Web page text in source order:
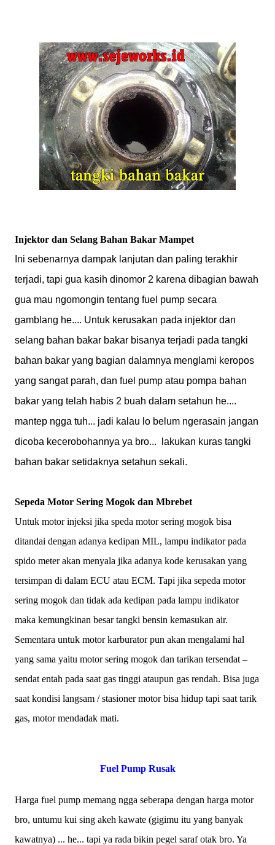
Injektor dan Selang Bahan Bakar Mampet
Ini sebenarnya dampak lanjutan dan paling terakhir
terjadi, tapi gua kasih dinomor 2 karena dibagian bawah
gua mau ngomongin tentang fuel pump secara
gamblang he.... Untuk kerusakan pada injektor dan
selang bahan bakar bakar bisanya terjadi pada tangki
bahan bakar yang bagian dalamnya menglami keropos
yang sangat parah, dan fuel pump atau pompa bahan
bakar yang telah habis 2 buah dalam setahun he....
mantep ngga tuh... jadi kalau lo belum ngerasain jangan
dicoba kecerobohannya ya bro...
lakukan kuras tangki
bahan bakar setidaknya setahun sekali.
Sepeda Motor Sering Mogok dan Mbrebet
Untuk motor injeksi jika speda motor sering mogok bisa
ditandai dengan adanya kedipan MIL, lampu indikator pada
spido meter akan menyala jika adanya kode kerusakan yang
tersimpan di dalam ECU atau ECM. Tapi jika sepeda motor
sering mogok dan tidak ada kedipan pada lampu indikator
maka kemungkinan besar tangki bensin kemasukan air.
Sementara untuk motor karburator pun akan mengalami hal
yang sama yaitu motor sering mogok dan tarikan tersendat –
sendat entah pada saat gas tinggi ataupun gas rendah. Bisa juga
saat kondisi langsam / stasioner motor bisa hidup tapi saat tarik
gas, motor mendadak mati.
Fuel Pump Rusak
Harga fuel pump memang ngga seberapa dengan harga motor
bro, untumu kui sing akeh kawate (gigimu itu yang banyak
kawatnya) ... he... tapi ya rada bikin pegel saraf otak bro. Ya